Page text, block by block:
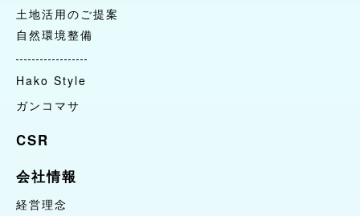
リクルートページ
土地活用のご提案
自然環境整備
Hako Style
ガンコマサ
CSR
会社情報
経営理念